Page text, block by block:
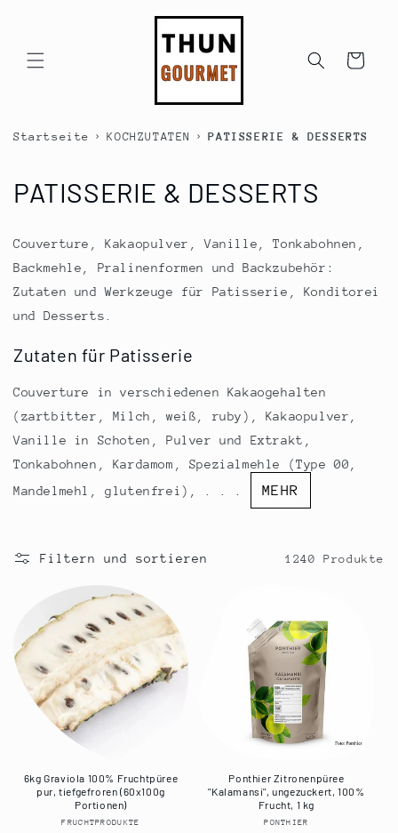
Warenkorb
Startseite › KOCHZUTATEN › PATISSERIE & DESSERTS
K
t
e
g
o
r
i
e
:
PATISSERIE & DESSERTS
Couverture, Kakaopulver, Vanille, Tonkabohnen,
Backmehle, Pralinenformen und Backzubehör:
Zutaten und Werkzeuge für Patisserie, Konditorei
und Desserts.
Zutaten für Patisserie
Couverture in verschiedenen Kakaogehalten
(zartbitter, Milch, weiß, ruby), Kakaopulver,
Vanille in Schoten, Pulver und Extrakt,
Tonkabohnen, Kardamom, Spezialmehle (Type 00,
Mandelmehl, glutenfrei), . . .
MEHR
Filtern und sortieren 1240 Produkte
6kg Graviola 100% Fruchtpüree
pur, tiefgefroren (60x100g
Portionen)
Anbieter:
FRUCHTPRODUKTE
Ponthier Zitronenpüree
"Kalamansi", ungezuckert, 100%
Frucht, 1 kg
Anbieter:
PONTHIER